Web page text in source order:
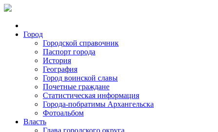
Город
Городской справочник
Паспорт города
История
География
Город воинской славы
Почетные граждане
Статистическая информация
Города-побратимы Архангельска
Фотоальбом
Власть
Глава городского округа